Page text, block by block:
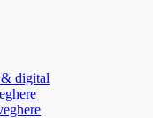
& digital